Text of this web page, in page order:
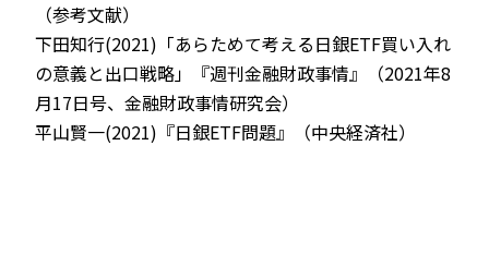
（参考文献）
下田知行(2021)「あらためて考える日銀ETF買い入れ
の意義と出口戦略」『週刊金融財政事情』（2021年8
月17日号、金融財政事情研究会）
平山賢一(2021)『日銀ETF問題』（中央経済社）